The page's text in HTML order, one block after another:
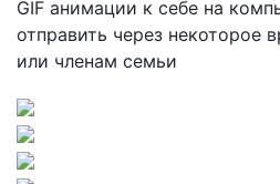
GIF анимации к себе на
отправить через некоторое
или членам семьи